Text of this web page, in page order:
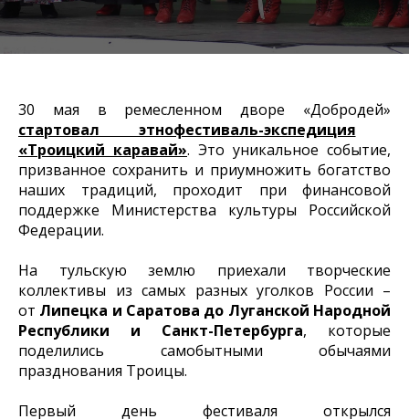
30 мая в ремесленном дворе «Добродей»
стартовал этнофестиваль-экспедиция
«Троицкий каравай». Это уникальное событие,
призванное сохранить и приумножить богатство
наших традиций, проходит при финансовой
поддержке Министерства культуры Российской
Федерации.
На тульскую землю приехали творческие
коллективы из самых разных уголков России –
от Липецка и Саратова до Луганской Народной
Республики и Санкт-Петербурга, которые
поделились самобытными обычаями
празднования Троицы.
Первый день фестиваля открылся